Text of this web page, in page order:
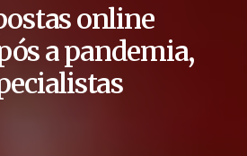
online
a pandemia,